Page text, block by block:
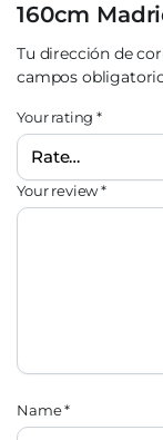
160cm
Tu dirección de
campos
Your rating*
Your review*
Name*